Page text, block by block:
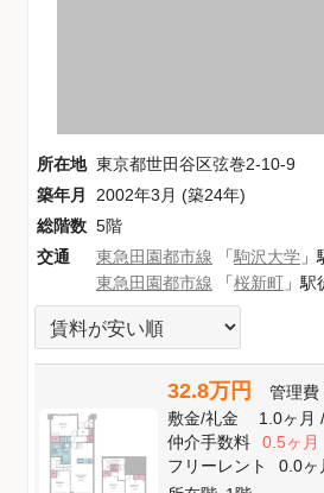
所在地 東京都世田谷区弦巻2-10-9
築年月
2002年3月 (築24年)
総階数 5階
交通
東急田園都市線 「駒沢大学
東急田園都市線 「桜新町 」駅
32.8万円 管理費
敷金/礼金 1.0ヶ月/
仲介手数料
0.5ヶ月
フリーレント
0.0ヶ